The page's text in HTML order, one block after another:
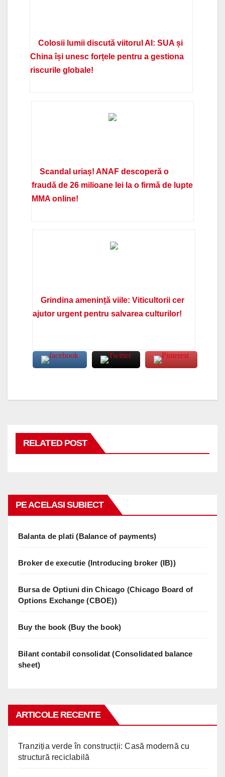
Colosii lumii discută viitorul AI: SUA și
China își unesc forțele pentru a gestiona
riscurile globale!
Scandal uriaș! ANAF descoperă o
fraudă de 26 milioane lei la o firmă de lupte
MMA online!
Grindina amenință viile: Viticultorii cer
ajutor urgent pentru salvarea culturilor!
RELATED POST
PE ACELASI SUBIECT
Balanta de plati (Balance of payments)
Broker de executie (Introducing broker (IB))
Bursa de Optiuni din Chicago (Chicago Board of
Options Exchange (CBOE))
Buy the book (Buy the book)
Bilant contabil consolidat (Consolidated balance
sheet)
ARTICOLE RECENTE
Tranziția verde în construcții: Casă modernă cu
structură reciclabilă